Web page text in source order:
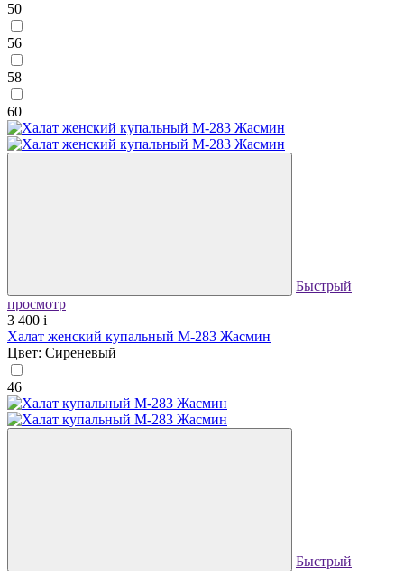
50
56
58
60
Быстрый
просмотр
3 400 i
Халат женский купальный М-283 Жасмин
Цвет: Сиреневый
46
Быстрый